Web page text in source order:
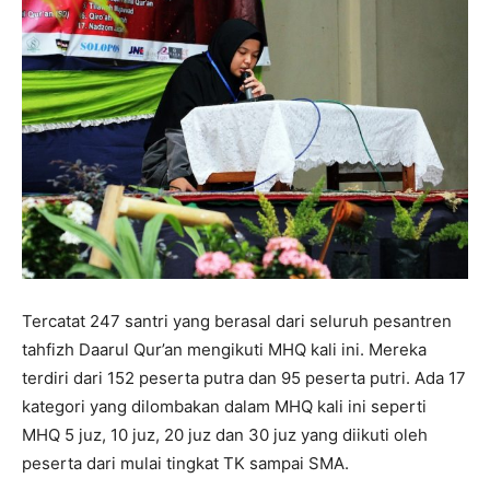
Tercatat 247 santri yang berasal dari seluruh pesantren
tahfizh Daarul Qur’an mengikuti MHQ kali ini. Mereka
terdiri dari 152 peserta putra dan 95 peserta putri. Ada 17
kategori yang dilombakan dalam MHQ kali ini seperti
MHQ 5 juz, 10 juz, 20 juz dan 30 juz yang diikuti oleh
peserta dari mulai tingkat TK sampai SMA.